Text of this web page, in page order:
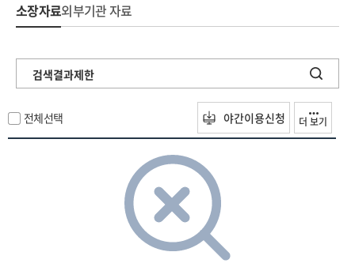
소장자료외부기관 자료
검색결과제한
전체선택 야간이용신청 더 보기